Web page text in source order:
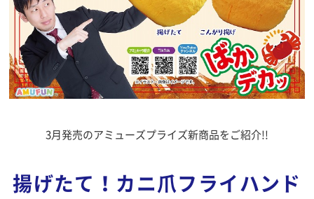
3月発売のアミューズプライズ新商品をご紹介!!
揚げたて！カニ爪フライハンド